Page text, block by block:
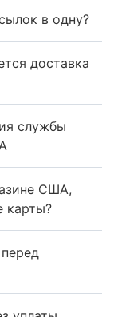
в одну?
доставка
службы
США,
карты?